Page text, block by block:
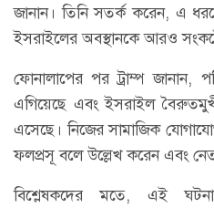
জানান। তিনি সতর্ক করেন, এ
ইসরাইলের অবস্থানকে আরও
ফোনালাপের পর ট্রাম্প জানান,
এগিয়েছে এবং ইসরাইল
এসেছে। নিজের সামাজিক
ফলপ্রসূ বলে উল্লেখ করেন এবং
বিশ্লেষকদের মতে, এই